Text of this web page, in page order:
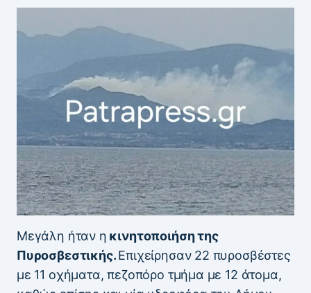
Μεγάλη ήταν η κινητοποιήση της
Πυροσβεστικής.Επιχείρησαν 22 πυροσβέστες
με 11 οχήματα, πεζοπόρο τμήμα με 12 άτομα,